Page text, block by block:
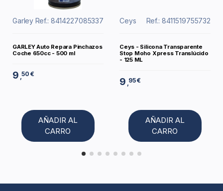
Garley Ref.: 8414227085337
GARLEY Auto Repara Pinchazos
Coche 650cc - 500 ml
9 ,50 €
AÑADIR AL
CARRO
Ceys Ref.: 8411519755732
Ceys - Silicona Transparente
Stop Moho Xpress Translúcido
- 125 ML
9 ,95 €
AÑADIR AL
CARRO